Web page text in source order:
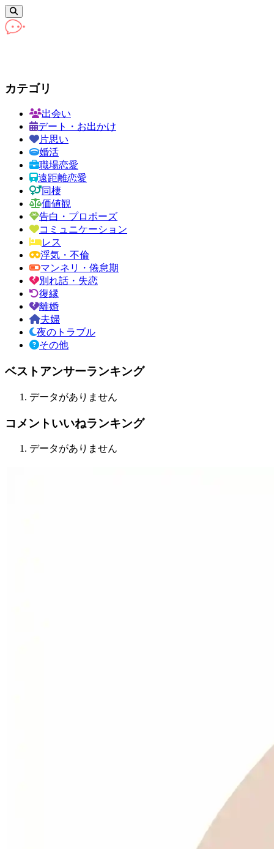
カテゴリ
出会い
デート・お出かけ
片思い
婚活
職場恋愛
遠距離恋愛
同棲
価値観
告白・プロポーズ
コミュニケーション
レス
浮気・不倫
マンネリ・倦怠期
別れ話・失恋
復縁
離婚
夫婦
夜のトラブル
その他
ベストアンサーランキング
データがありません
コメントいいねランキング
データがありません